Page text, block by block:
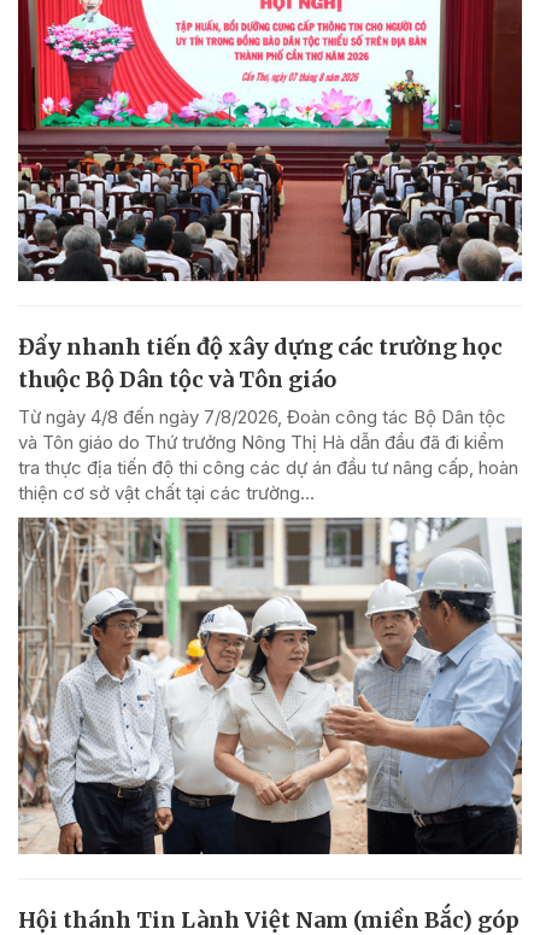
Đẩy nhanh tiến độ xây dựng các trường học
thuộc Bộ Dân tộc và Tôn giáo
Từ ngày 4/8 đến ngày 7/8/2026, Đoàn công tác Bộ Dân tộc
và Tôn giáo do Thứ trưởng Nông Thị Hà dẫn đầu đã đi kiểm
tra thực địa tiến độ thi công các dự án đầu tư nâng cấp, hoàn
thiện cơ sở vật chất tại các trường...
Hội thánh Tin Lành Việt Nam (miền Bắc) góp